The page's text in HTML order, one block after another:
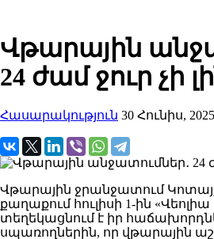
Վթարային
24 ժամ ջուր չի
Հասարակություն 30 Հունիս,
Վթարային ջրանջատում
քաղաքում հուլիսի 1-ին «Վեոլիա
տեղեկացնում է իր
սպառողներին, որ վթարային